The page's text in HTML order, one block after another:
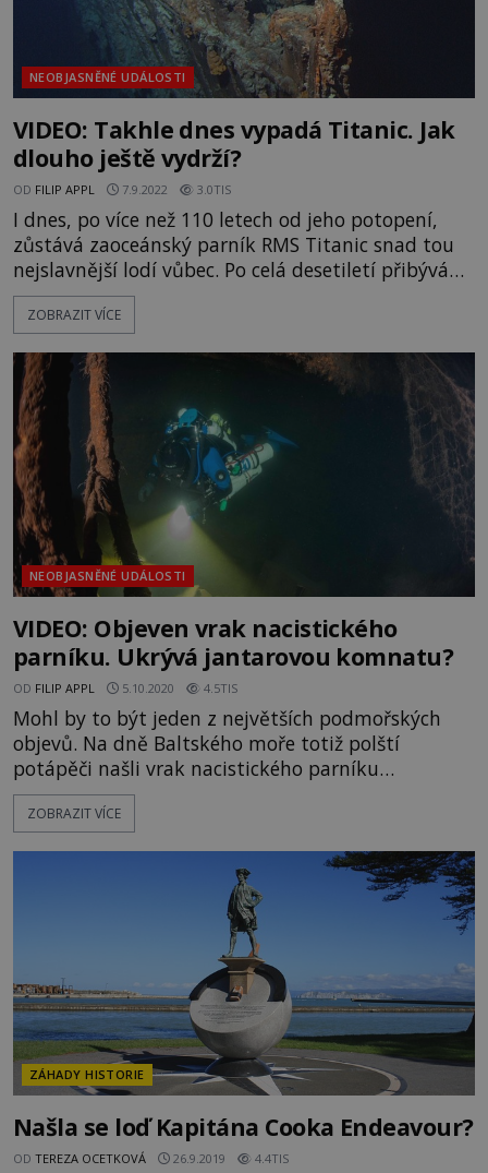
NEOBJASNĚNÉ UDÁLOSTI
VIDEO: Takhle dnes vypadá Titanic. Jak
dlouho ještě vydrží?
OD FILIP APPL 7.9.2022 3.0TIS
I dnes, po více než 110 letech od jeho potopení,
zůstává zaoceánský parník RMS Titanic snad tou
nejslavnější lodí vůbec. Po celá desetiletí přibývá
spekulací o tom, proč musel skončit na dně
oceánu a v posledních 35 letech se také hojně
podlehne zkáze. Jaká je situace dnes? Kvůli velké
hloubce (kolem čtyř kilometrů), která se v místě
potopení nach
ZOBRAZIT VÍCE
NEOBJASNĚNÉ UDÁLOSTI
VIDEO: Objeven vrak nacistického
parníku. Ukrývá jantarovou komnatu?
OD FILIP APPL 5.10.2020 4.5TIS
Mohl by to být jeden z největších podmořských
objevů. Na dně Baltského moře totiž polští
potápěči našli vrak nacistického parníku
Karlsruhe, který byl součástí operace Hannibal, v
rámci níž došlo na evakuaci německých vojáků a
jich. Někteří badatelé spekulují, že právě tento
parník mohl z Kaliningradu odvézt i proslulou
jantarovou komnatu. Ostatně
ZOBRAZIT VÍCE
ZÁHADY HISTORIE
Našla se loď Kapitána Cooka Endeavour?
OD TEREZA OCETKOVÁ 26.9.2019 4.4TIS